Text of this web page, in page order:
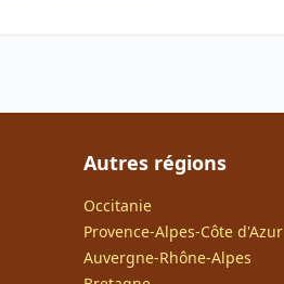
Autres régions
Occitanie
Provence-Alpes-Côte d'Azur
Auvergne-Rhône-Alpes